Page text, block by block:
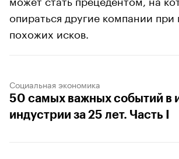
опираться другие компании при
похожих исков.
Социальная экономика
50 самых важных событий в
индустрии за 25 лет. Часть I